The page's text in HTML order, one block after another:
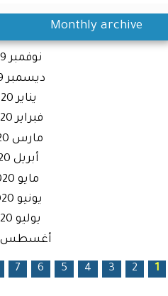
Monthly archive
نوفمبر 2019
ديسمبر 2019
يناير 2020
فبراير 2020
مارس 2020
أبريل 2020
مايو 2020
يونيو 2020
يوليو 2020
أغسطس 2020
الصفحات
1
2
3
4
5
6
7